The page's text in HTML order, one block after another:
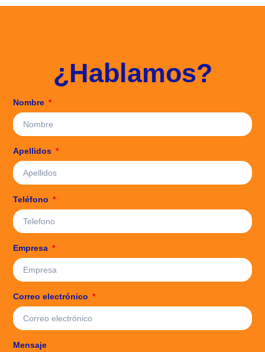
¿Hablamos?
Nombre
Apellidos
Teléfono
Empresa
Correo electrónico
Mensaje